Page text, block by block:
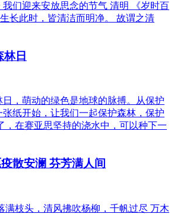
我们迎来安放思念的节气 清明 《岁时百
长此时，皆清洁而明净。 故谓之清
日
，萌动的绿色是地球的脉搏。从保护
纸开始，让我们一起保护森林，保护
，在赛亚思坚持的浇水中，可以种下一
散安澜 芬芳满人间
满枝头，清风拂吹杨柳，千帆过尽 万木